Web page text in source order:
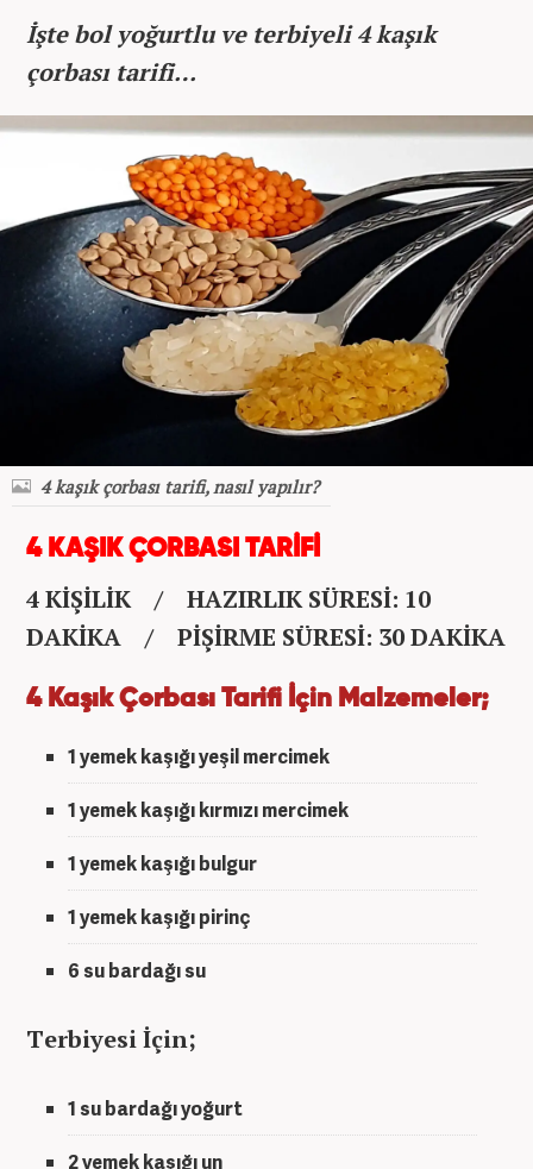
İşte bol yoğurtlu ve terbiyeli 4 kaşık
çorbası tarifi…
4 kaşık çorbası tarifi, nasıl yapılır?
4 KAŞIK ÇORBASI TARİFİ
4 KİŞİLİK / HAZIRLIK SÜRESİ: 10
DAKİKA / PİŞİRME SÜRESİ: 30 DAKİKA
4 Kaşık Çorbası Tarifi İçin Malzemeler;
1 yemek kaşığı yeşil mercimek
1 yemek kaşığı kırmızı mercimek
1 yemek kaşığı bulgur
1 yemek kaşığı pirinç
6 su bardağı su
Terbiyesi İçin;
1 su bardağı yoğurt
2 yemek kaşığı un